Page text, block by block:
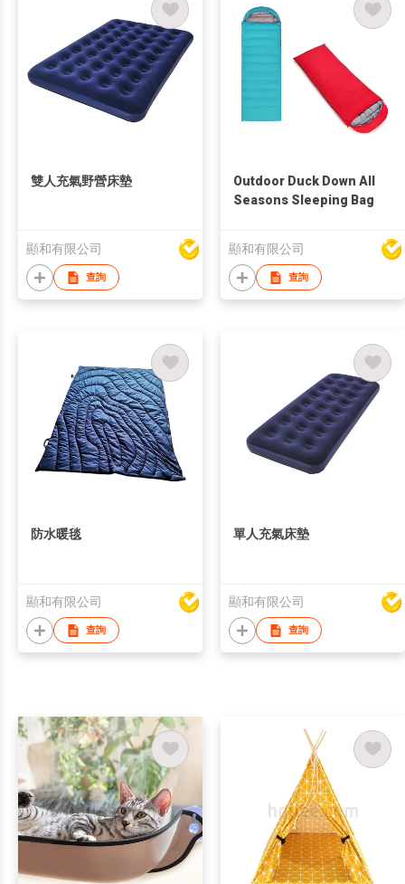
雙人充氣野營床墊
顯和有限公司
查詢
Outdoor Duck Down All
Seasons Sleeping Bag
顯和有限公司
查詢
防水暖毯
顯和有限公司
查詢
單人充氣床墊
顯和有限公司
查詢